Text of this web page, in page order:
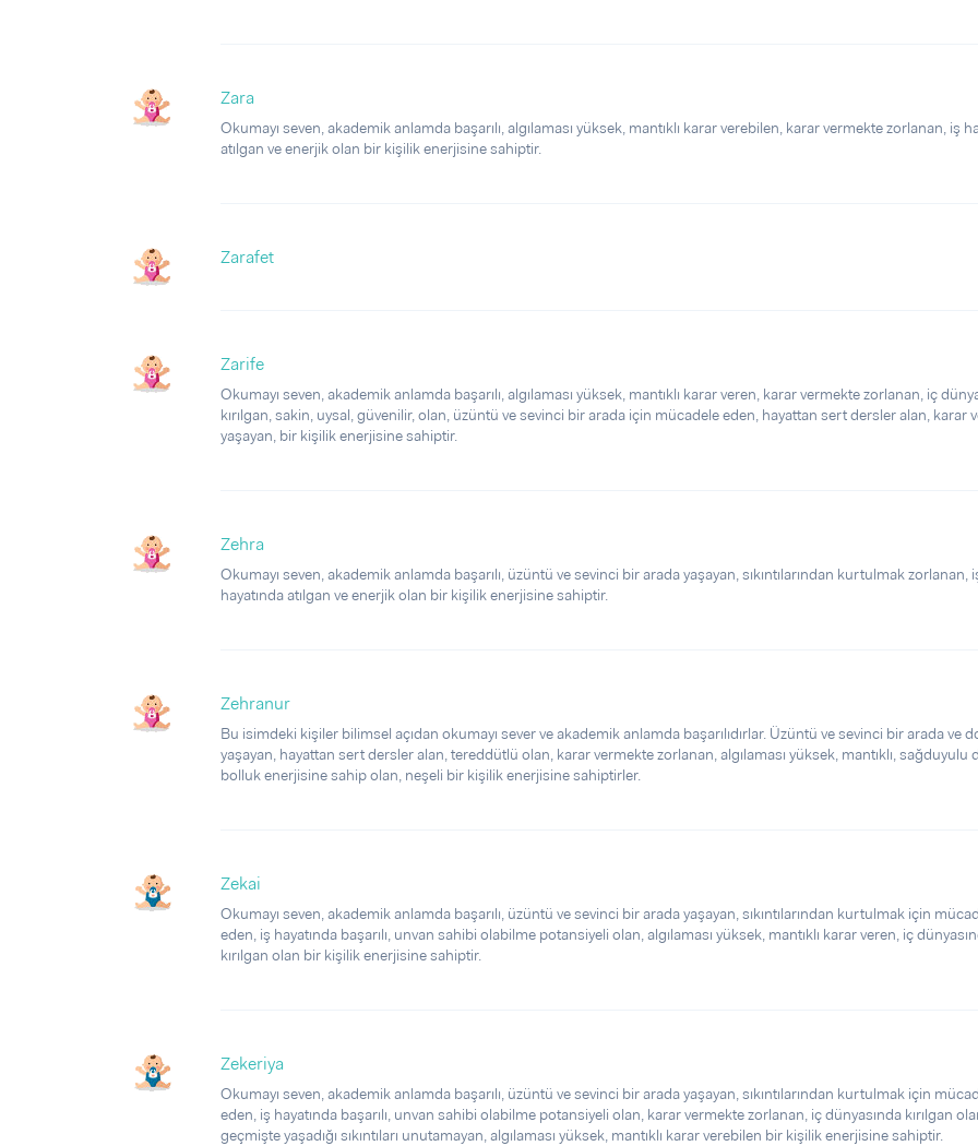
Zara
Okumayı seven, akademik anlamda başarılı, algılaması yüksek, mantıklı karar verebilen, karar vermekte zorlanan, iş
atılgan ve enerjik olan bir kişilik enerjisine sahiptir.
Zarafet
Zarife
Okumayı seven, akademik anlamda başarılı, algılaması yüksek, mantıklı karar veren, karar vermekte zorlanan, iç
kırılgan, sakin, uysal, güvenilir, olan, üzüntü ve sevinci bir arada için mücadele eden, hayattan sert dersler alan, karar
yaşayan, bir kişilik enerjisine sahiptir.
Zehra
Okumayı seven, akademik anlamda başarılı, üzüntü ve sevinci bir arada yaşayan, sıkıntılarından kurtulmak zorlanan,
hayatında atılgan ve enerjik olan bir kişilik enerjisine sahiptir.
Zehranur
Bu isimdeki kişiler bilimsel açıdan okumayı sever ve akademik anlamda başarılıdırlar. Üzüntü ve sevinci bir arada ve
yaşayan, hayattan sert dersler alan, tereddütlü olan, karar vermekte zorlanan, algılaması yüksek, mantıklı, sağduyulu
bolluk enerjisine sahip olan, neşeli bir kişilik enerjisine sahiptirler.
Zekai
Okumayı seven, akademik anlamda başarılı, üzüntü ve sevinci bir arada yaşayan, sıkıntılarından kurtulmak için
eden, iş hayatında başarılı, unvan sahibi olabilme potansiyeli olan, algılaması yüksek, mantıklı karar veren, iç
kırılgan olan bir kişilik enerjisine sahiptir.
Zekeriya
Okumayı seven, akademik anlamda başarılı, üzüntü ve sevinci bir arada yaşayan, sıkıntılarından kurtulmak için
eden, iş hayatında başarılı, unvan sahibi olabilme potansiyeli olan, karar vermekte zorlanan, iç dünyasında kırılgan
geçmişte yaşadığı sıkıntıları unutamayan, algılaması yüksek, mantıklı karar verebilen bir kişilik enerjisine sahiptir.